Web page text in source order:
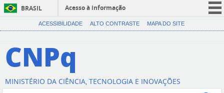
BRASIL
Acesso à informação
CORONAVÍRUS (COVID-19)
Canais
ACESSIBILIDADE ALTO CONTRASTE MAPA DO SITE
CNPq
MINISTÉRIO DA CIÊNCIA, TECNOLOGIA E INOVAÇÕES